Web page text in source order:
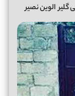
گلیر الوین نصیر